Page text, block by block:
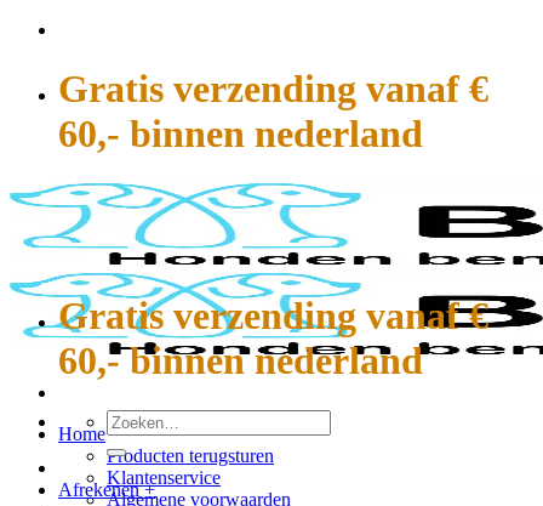
Gratis verzending vanaf €
60,- binnen nederland
Home
Producten terugsturen
Klantenservice
Algemene voorwaarden
Gratis verzending vanaf €
60,- binnen nederland
Zoeken
naar:
Afrekenen +